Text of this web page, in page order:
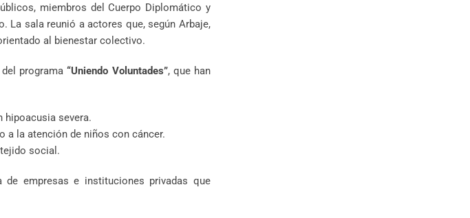
miembros del Cuerpo Diplomático y
La sala reunió a actores que, según Arbaje,
al bienestar colectivo.
del programa“Uniendo Voluntades”, que han
hipoacusia severa.
a la atención de niños con cáncer.
social.
empresas e instituciones privadas que